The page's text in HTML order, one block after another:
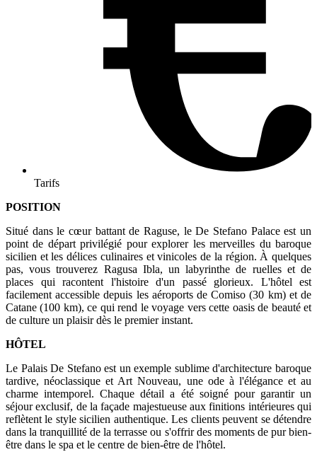
Tarifs
POSITION
Situé dans le cœur battant de Raguse, le De Stefano Palace est un
point de départ privilégié pour explorer les merveilles du baroque
sicilien et les délices culinaires et vinicoles de la région. À quelques
pas, vous trouverez Ragusa Ibla, un labyrinthe de ruelles et de
places qui racontent l'histoire d'un passé glorieux. L'hôtel est
facilement accessible depuis les aéroports de Comiso (30 km) et de
Catane (100 km), ce qui rend le voyage vers cette oasis de beauté et
de culture un plaisir dès le premier instant.
HÔTEL
Le Palais De Stefano est un exemple sublime d'architecture baroque
tardive, néoclassique et Art Nouveau, une ode à l'élégance et au
charme intemporel. Chaque détail a été soigné pour garantir un
séjour exclusif, de la façade majestueuse aux finitions intérieures qui
reflètent le style sicilien authentique. Les clients peuvent se détendre
dans la tranquillité de la terrasse ou s'offrir des moments de pur bien-
être dans le spa et le centre de bien-être de l'hôtel.